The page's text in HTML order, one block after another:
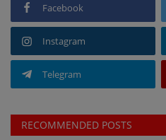
Facebook
Instagram
Telegram
RECOMMENDED POSTS